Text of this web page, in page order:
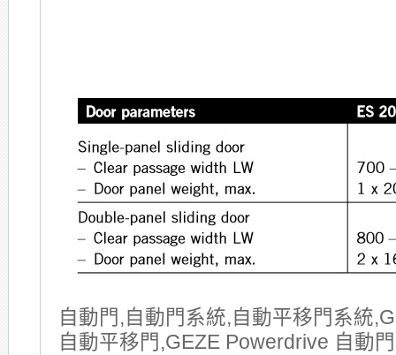
自動門,自動門系統,自動平移門系統
自動平移門,GEZE Powerdrive 自動